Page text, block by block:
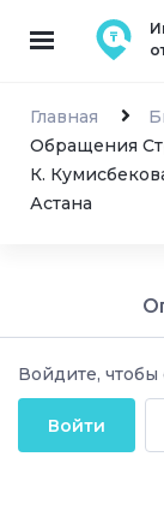
Главная
Обращения
К.
Астана
Войдите,
Войти